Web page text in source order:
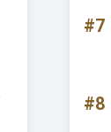
#7
#8